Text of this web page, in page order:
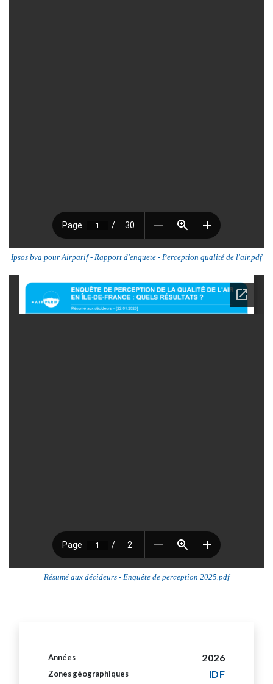
Ipsos bva pour Airparif - Rapport d'enquete - Perception qualité de l'air.pdf
Résumé aux décideurs - Enquête de perception 2025.pdf
Années 2026
Zones géographiques IDF